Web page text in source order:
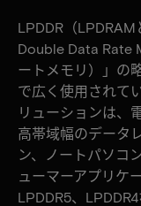
LPDDR（
Double Data Rate
ートメモリ）」の
で広く使用されて
リューションは、
高帯域幅のデータ
ン、ノートパソコ
ューマーアプリケ
LPDDR5、